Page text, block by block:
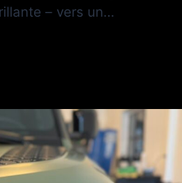
– vers un…